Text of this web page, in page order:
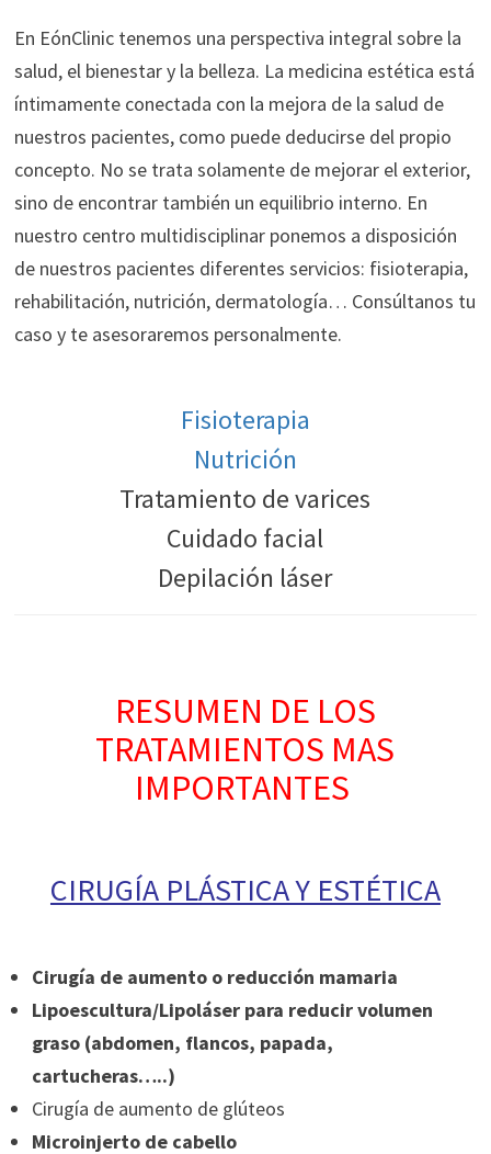
En EónClinic tenemos una perspectiva integral sobre la
salud, el bienestar y la belleza. La medicina estética está
íntimamente conectada con la mejora de la salud de
nuestros pacientes, como puede deducirse del propio
concepto. No se trata solamente de mejorar el exterior,
sino de encontrar también un equilibrio interno. En
nuestro centro multidisciplinar ponemos a disposición
de nuestros pacientes diferentes servicios: fisioterapia,
rehabilitación, nutrición, dermatología… Consúltanos tu
caso y te asesoraremos personalmente.
Fisioterapia
Nutrición
Tratamiento de varices
Cuidado facial
Depilación láser
RESUMEN DE LOS
TRATAMIENTOS MAS
IMPORTANTES
CIRUGÍA PLÁSTICA Y ESTÉTICA
Cirugía de aumento o reducción mamaria
Lipoescultura/Lipoláser para reducir volumen
graso (abdomen, flancos, papada,
cartucheras…..)
Cirugía de aumento de glúteos
Microinjerto de cabello